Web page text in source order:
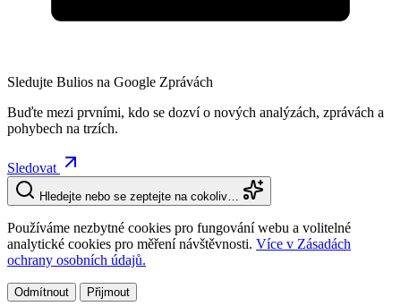
Sledujte Bulios na Google Zprávách
Buďte mezi prvními, kdo se dozví o nových analýzách, zprávách a
pohybech na trzích.
Sledovat
Hledejte nebo se zeptejte na cokoliv…
Používáme nezbytné cookies pro fungování webu a volitelné
analytické cookies pro měření návštěvnosti. Více v Zásadách
ochrany osobních údajů.
Odmítnout Přijmout